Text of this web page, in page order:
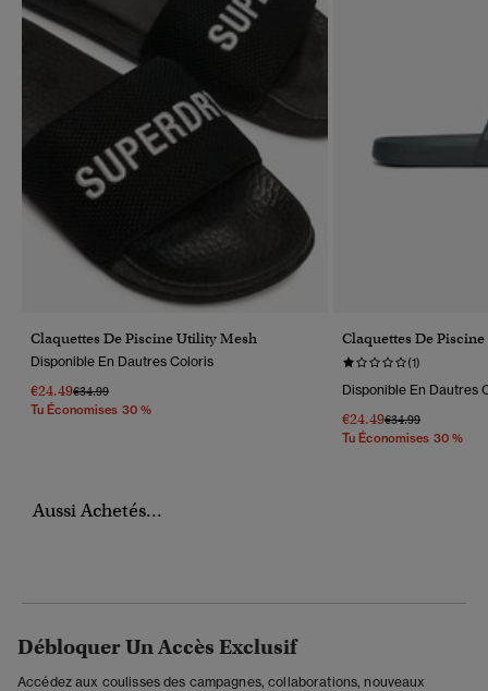
Claquettes De Piscine Utility Mesh
Disponible En Dautres Coloris
€24.49Prix Réduit De
€34.99À
Tu Économises 30 %
Claquettes De
(1)
Disponible En Dautres
€24.49Prix Réduit De
€34.99À
Tu Économises 30 %
Aussi Achetés...
Débloquer Un Accès Exclusif
Accédez aux coulisses des campagnes, collaborations, nouveaux